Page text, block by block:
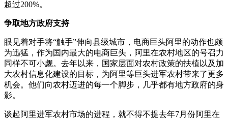
超过200%。
争取地方政府支持
眼见着对手将“触手”伸向县级城市，电商巨头阿里的动作也颇
为迅猛，作为国内最大的电商巨头，阿里在农村地区的号召力
同样不可小觑。去年以来，国家层面对农村政策的扶植以及加
大农村信息化建设的目标，为阿里等巨头进军农村带来了更多
机会。他们向农村迈进的每一个脚步，几乎都有地方政府的身
影。
谈起阿里进军农村市场的进程，就不得不提去年7月份阿里在